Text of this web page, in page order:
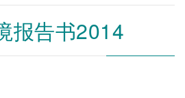
报告书2014